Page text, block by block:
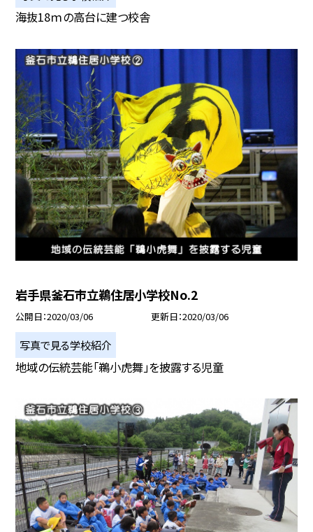
海抜18ｍの高台に建つ校舎
岩手県釜石市立鵜住居小学校No.2
公開日 2020/03/06 更新日 2020/03/06
写真で見る学校紹介
地域の伝統芸能「鵜小虎舞」を披露する児童